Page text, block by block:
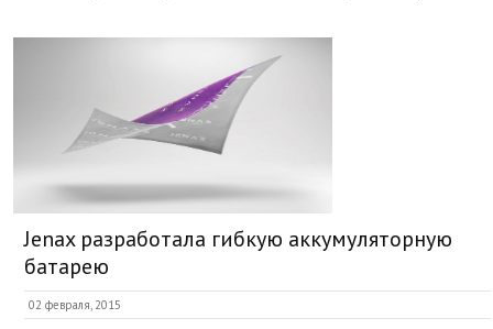
Jenax разработала гибкую аккумуляторную
батарею
02 февраля, 2015